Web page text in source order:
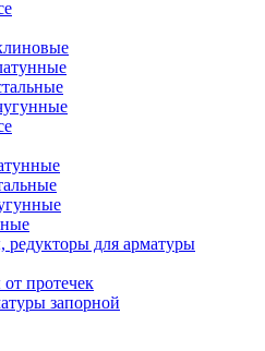
редукторы для арматуры
протечек
запорной